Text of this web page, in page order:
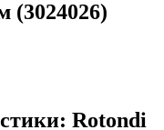
(3024026)
Rotondi